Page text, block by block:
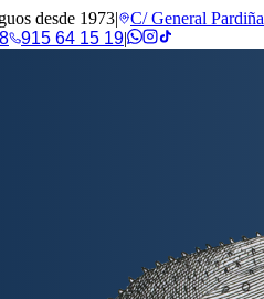
desde 1973|
C/ General
915 64 15 19|